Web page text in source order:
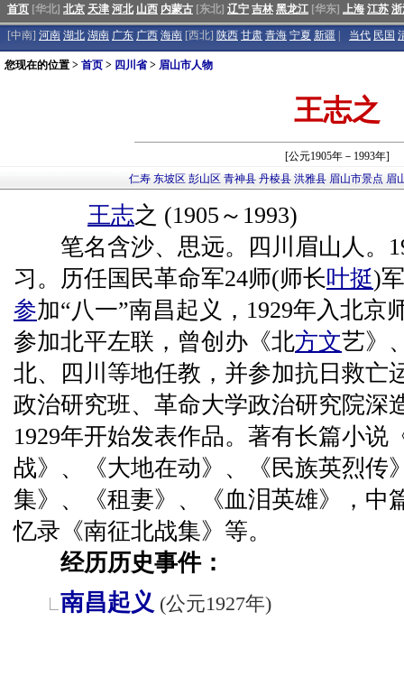
首页 [华北] 北京 天津 河北 山西 内蒙古 [东北] 辽宁 吉林 黑龙江 [华东] 上海 江苏
[中南] 河南 湖北 湖南 广东 广西 海南 [西北] 陕西 甘肃 青海 宁夏 新疆 当代 民国
您现在的位置 > 首页 > 四川省> 眉山市人物
王志之
[公元1905年－1993年]
仁寿 东坡区 彭山区 青神县 丹棱县 洪雅县 眉山市景点 眉
王志之 (1905～1993)
笔名含沙、思远。四川眉山人。
习。历任国民革命军24师(师长叶挺)
参加“八一”南昌起义，1929年入北京
参加北平左联，曾创办《北方文艺》
北、四川等地任教，并参加抗日救亡
政治研究班、革命大学政治研究院深
1929年开始发表作品。著有长篇小说
战》、《大地在动》、《民族英烈传
集》、《租妻》、《血泪英雄》，中
忆录《南征北战集》等。
经历历史事件：
南昌起义 (公元1927年)